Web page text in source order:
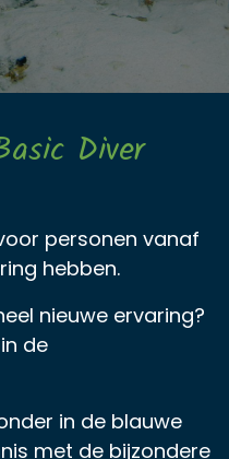
Diver
personen vanaf
hebben.
nieuwe ervaring?
de
in de blauwe
met de bijzondere